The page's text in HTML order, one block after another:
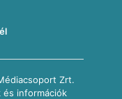
Zrt.
és információk